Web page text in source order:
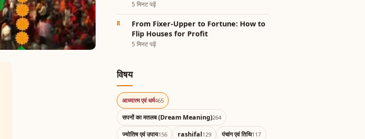
5 मिनट पढ़ें
From Fixer-Upper to Fortune: How to
Flip Houses for Profit
5 मिनट पढ़ें
विषय
आध्यात्म एवं धर्म465
सपनों का मतलब (Dream Meaning)264
ज्योतिष एवं उपाय156 rashifal129 पंचांग एवं तिथि117